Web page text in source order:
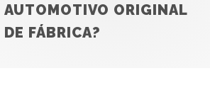
AUTOMOTIVO ORIGINAL
DE FÁBRICA?